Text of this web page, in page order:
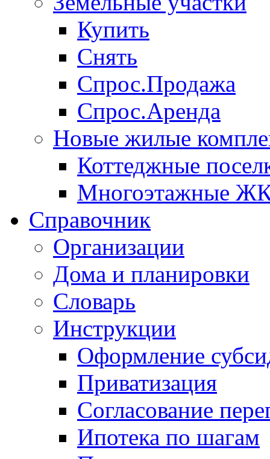
Купить
Снять
Спрос.Продажа
Спрос.Аренда
Новые жилые
Коттеджные
Многоэтажные
Справочник
Организации
Дома и планировки
Словарь
Инструкции
Оформление
Приватизация
Согласование
Ипотека по шагам